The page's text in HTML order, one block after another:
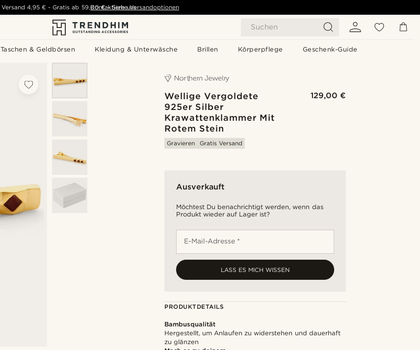
Suchen
Taschen & Geldbörsen Kleidung & Unterwäsche Brillen Körperpflege Geschenk-Guide
Versand 4,95 € -Gratis ab 59,00 € - Siehe Versandoptionen
Kontaktiere uns
Wellige Vergoldete
925er Silber
Krawattenklammer Mit
Rotem Stein
129,00 €
Gravieren Gratis Versand
Ausverkauft
Möchtest Du benachrichtigt werden, wenn das
Produkt wieder auf Lager ist?
E-Mail-Adresse *
LASS ES MICH WISSEN
PRODUKTDETAILS
Bambusqualität
Hergestellt, um Anlaufen zu widerstehen und dauerhaft
zu glänzen